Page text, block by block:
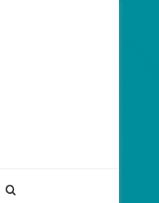
Procurar